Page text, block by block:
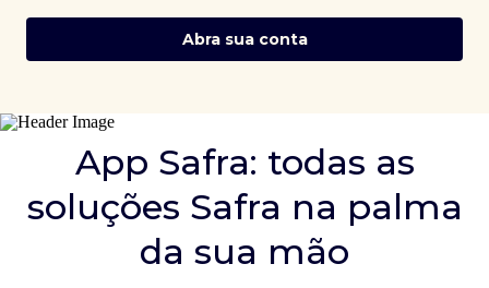
Abra sua conta
App Safra: todas as
soluções Safra na palma
da sua mão